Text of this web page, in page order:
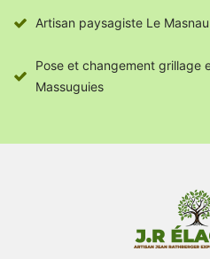
Artisan paysagiste Le
Pose et changement grillage
Massuguies